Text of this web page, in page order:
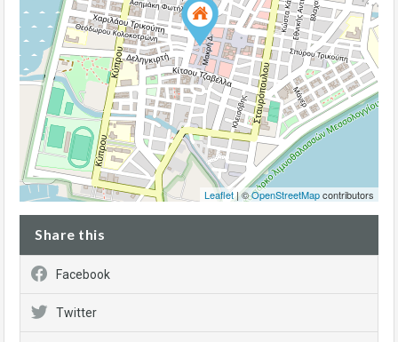
Leaflet | ©OpenStreetMapcontributors
Share this
Facebook
Twitter